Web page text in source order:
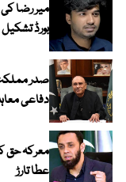
میر رضا
بورڈ
صدر
دفاعی
معرکہ حق
عطا تارڑ